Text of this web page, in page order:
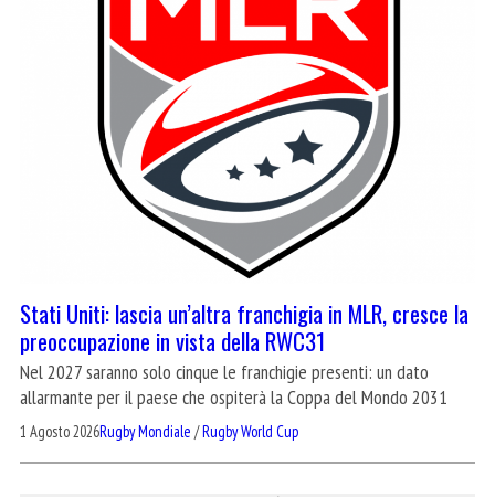
Stati Uniti: lascia un’altra franchigia in MLR, cresce la
preoccupazione in vista della RWC31
Nel 2027 saranno solo cinque le franchigie presenti: un dato
allarmante per il paese che ospiterà la Coppa del Mondo 2031
1 Agosto 2026Rugby Mondiale /Rugby World Cup